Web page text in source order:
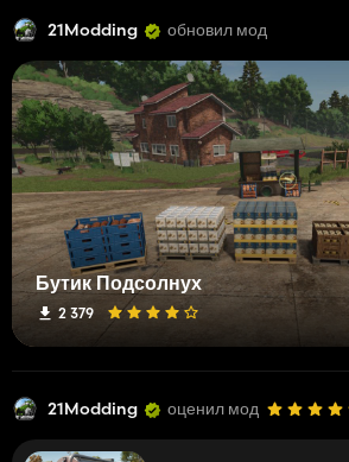
21Modding обновил мод
Бутик Подсолнух
2 379
21Modding оценил мод